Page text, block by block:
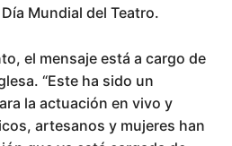
Mundial del Teatro.
el mensaje está a cargo de
“Este ha sido un
la actuación en vivo y
artesanos y mujeres han